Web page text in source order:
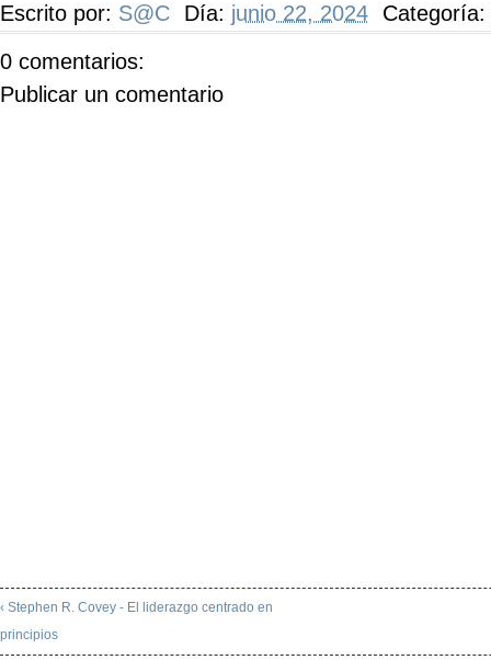
Escrito por: S@C Día: junio 22, 2024
Categoría:
0 comentarios:
Publicar un comentario
‹ Stephen R. Covey - El liderazgo centrado en
principios